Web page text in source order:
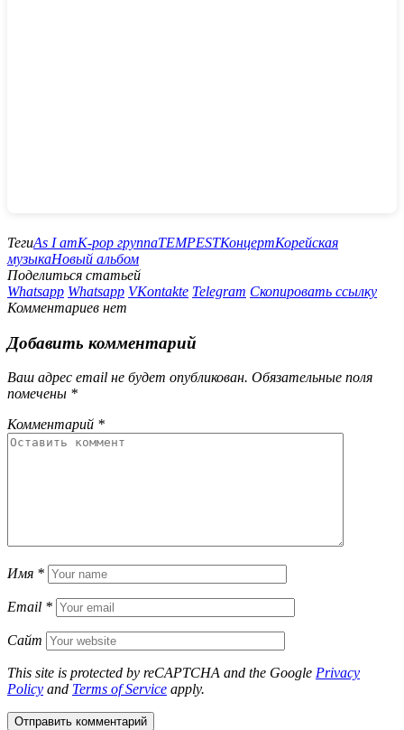
ТегиAs I amK-pop группаTEMPESTКонцертКорейская
музыкаНовый альбом
Поделиться статьей
Whatsapp Whatsapp VKontakte Telegram Скопировать ссылку
Комментариев нет
Добавить комментарий
Ваш адрес email не будет опубликован. Обязательные поля
помечены *
Комментарий *
Имя *
Email *
Сайт
This site is protected by reCAPTCHA and the Google Privacy
Policy and Terms of Service apply.